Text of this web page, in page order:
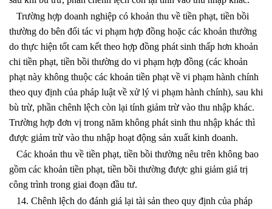
Trường hợp doanh nghiệp có khoản thu về tiền phạt, tiền bồi
thường do bên đối tác vi phạm hợp đồng hoặc các khoản thưởng
do thực hiện tốt cam kết theo hợp đồng phát sinh thấp hơn khoản
chi tiền phạt, tiền bồi thường do vi phạm hợp đồng (các khoản
phạt này không thuộc các khoản tiền phạt về vi phạm hành chính
theo quy định của pháp luật về xử lý vi phạm hành chính), sau khi
bù trừ, phần chênh lệch còn lại tính giảm trừ vào thu nhập khác.
Trường hợp đơn vị trong năm không phát sinh thu nhập khác thì
được giảm trừ vào thu nhập hoạt động sản xuất kinh doanh.
Các khoản thu về tiền phạt, tiền bồi thường nêu trên không bao
gồm các khoản tiền phạt, tiền bồi thường được ghi giảm giá trị
công trình trong giai đoạn đầu tư.
14. Chênh lệch do đánh giá lại tài sản theo quy định của pháp